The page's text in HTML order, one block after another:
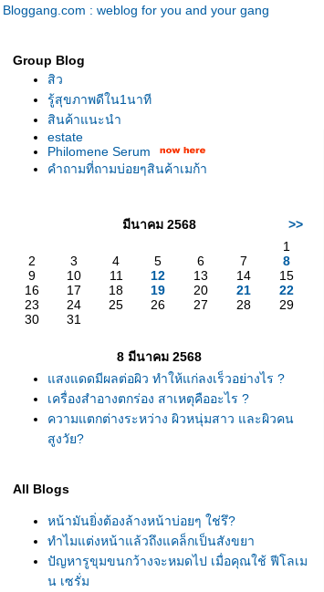
Bloggang.com : weblog for you and your gang
Group Blog
สิว
รู้สุขภาพดีใน1นาที
สินค้าแนะนำ
estate
Philomene Serum
คำถามที่ถามบ่อยๆสินค้าเมก้า
มีนาคม 2568
>>
1
2
3 4 5 6 7
8
9
10 11 12 13 14
15
16
17 18 19 20 21
22
23
24 25 26 27 28
29
30
31
8 มีนาคม 2568
สงแดดมีผลต่อผิว ทำให้แก่ลงเร็วอย่างไร ?
เครื่องสำอางตกร่อง สาเหตุคืออะไร ?
ความแตกต่างระหว่าง ผิวหนุ่มสาว และผิวคน
สูงวัย?
All Blogs
หน้ามันยิ่งต้องล้างหน้าบ่อยๆ ใช่รึ?
ทำไมแต่งหน้าแล้วถึงแคล็กเป็นสังขยา
ปัญหารูขุมขนกว้างจะหมดไป เมื่อคุณใช้ ฟีโลเม
น เซรั่ม